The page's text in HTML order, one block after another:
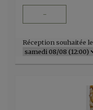
-
Réception souhaitée le